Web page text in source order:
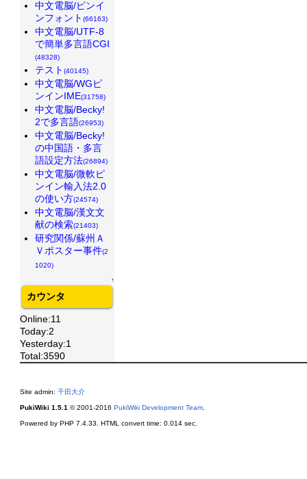
中文電脳/ピンイ
ンフォント (66163)
中文電脳/UTF-8
で簡単多言語CGI
(48328)
テスト (40145)
中文電脳/WGピ
ンインIME(31758)
中文電脳/Becky!
2で多言語(26953)
中文電脳/Becky!
の中国語・多言
語設定方法(26894)
中文電脳/微軟ピ
ンイン輸入法2.0
の使い方(24574)
中文電脳/漢文文
献の検索(21403)
研究関係/蘇州Ａ
Ｖポスター事件(2
1020)
↑
カウンタ
Online:11
Today:2
Yesterday:1
Total:3590
Site admin: 千田大介
PukiWiki 1.5.1 © 2001-2016 PukiWiki Development Team.
Powered by PHP 7.4.33. HTML convert time: 0.014 sec.